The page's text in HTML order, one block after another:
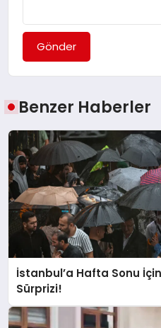
Gönder
Benzer Haberler
İstanbul’a Hafta Sonu
Sürprizi!